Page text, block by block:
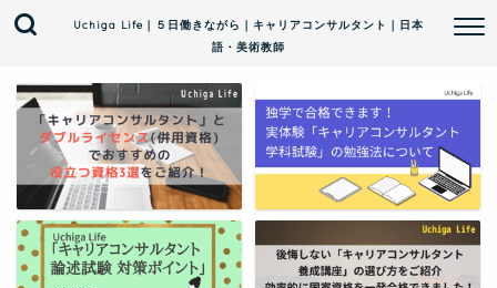
Uchiga Life｜５日働きながら｜キャリアコンサルタント｜日本
語・美術教師